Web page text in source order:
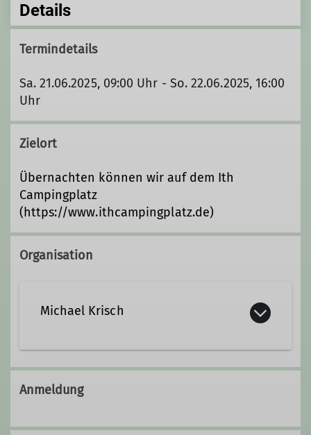
Details
Termindetails
Sa. 21.06.2025, 09:00 Uhr - So. 22.06.2025, 16:00
Uhr
Zielort
Übernachten können wir auf dem Ith
Campingplatz
(https://www.ithcampingplatz.de)
Organisation
Michael Krisch
michael.krisch@davgoettingen.de
Qualifikationen
Anmeldung